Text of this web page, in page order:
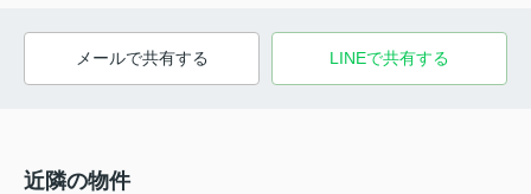
メールで共有する LINEで共有する
近隣の物件